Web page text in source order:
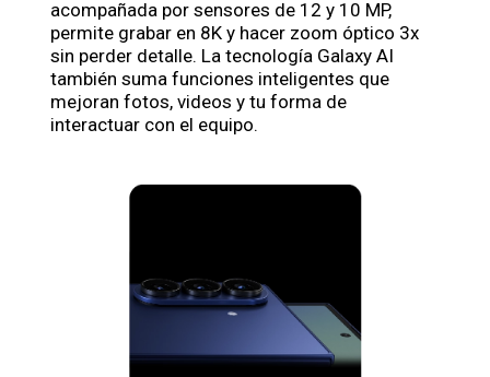
acompañada por sensores de 12 y 10 MP,
permite grabar en 8K y hacer zoom óptico 3x
sin perder detalle. La tecnología Galaxy AI
también suma funciones inteligentes que
mejoran fotos, videos y tu forma de
interactuar con el equipo.